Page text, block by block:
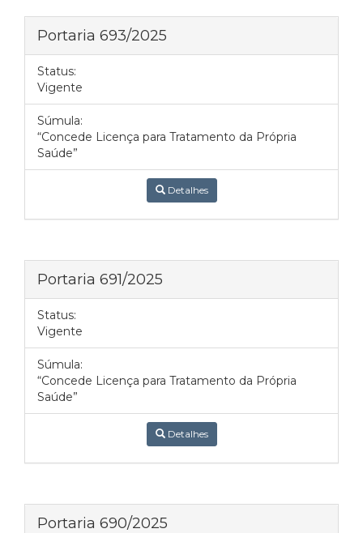
Portaria 693/2025
Status:
Vigente
Súmula:
“Concede Licença para Tratamento da Própria
Saúde”
Detalhes
Portaria 691/2025
Status:
Vigente
Súmula:
“Concede Licença para Tratamento da Própria
Saúde”
Detalhes
Portaria 690/2025